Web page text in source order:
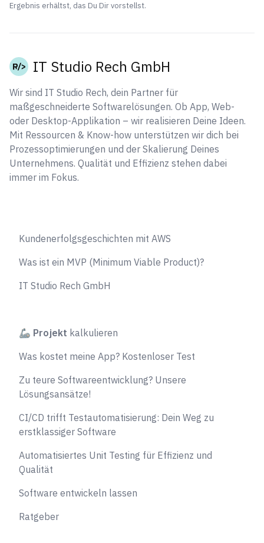
Ergebnis erhältst, das Du Dir vorstellst.
IT Studio Rech GmbH
Wir sind IT Studio Rech, dein Partner für
maßgeschneiderte Softwarelösungen. Ob App, Web-
oder Desktop-Applikation – wir realisieren Deine Ideen.
Mit Ressourcen & Know-how unterstützen wir dich bei
Prozessoptimierungen und der Skalierung Deines
Unternehmens. Qualität und Effizienz stehen dabei
immer im Fokus.
Kundenerfolgsgeschichten mit AWS
Was ist ein MVP (Minimum Viable Product)?
IT Studio Rech GmbH
🦾 Projekt kalkulieren
Was kostet meine App? Kostenloser Test
Zu teure Softwareentwicklung? Unsere
Lösungsansätze!
CI/CD trifft Testautomatisierung: Dein Weg zu
erstklassiger Software
Automatisiertes Unit Testing für Effizienz und
Qualität
Software entwickeln lassen
Ratgeber